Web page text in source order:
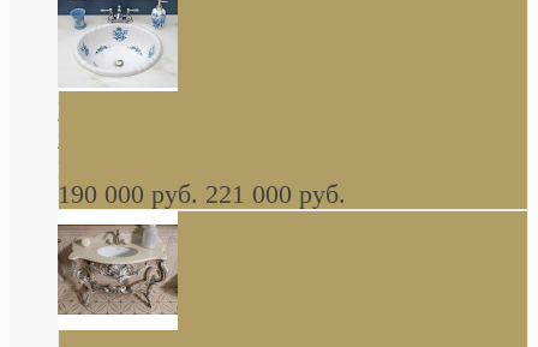
Decorated Bathroom раковина овальная
встраиваемая для ванной с рисунком синяя
роза В НАЛИЧИИ
190 000 руб. 221 000 руб.